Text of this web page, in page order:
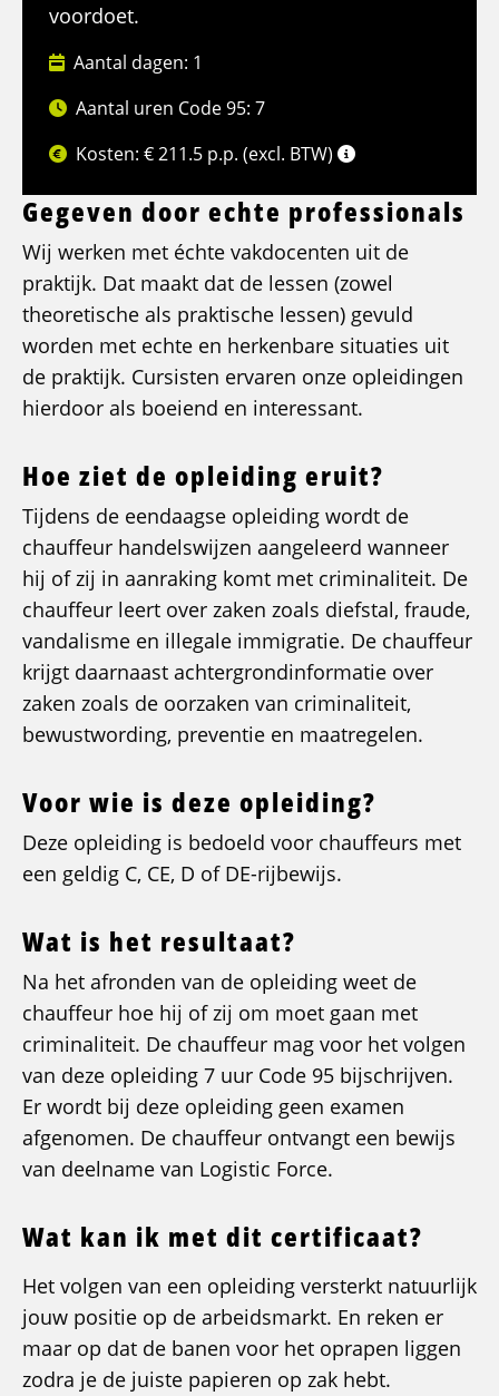
voordoet.
Aantal dagen: 1
Aantal uren Code 95: 7
Kosten: € 211.5 p.p. (excl. BTW)
Gegeven door echte professionals
Wij werken met échte vakdocenten uit de
praktijk. Dat maakt dat de lessen (zowel
theoretische als praktische lessen) gevuld
worden met echte en herkenbare situaties uit
de praktijk. Cursisten ervaren onze opleidingen
hierdoor als boeiend en interessant.
Hoe ziet de opleiding eruit?
Tijdens de eendaagse opleiding wordt de
chauffeur handelswijzen aangeleerd wanneer
hij of zij in aanraking komt met criminaliteit. De
chauffeur leert over zaken zoals diefstal, fraude,
vandalisme en illegale immigratie. De chauffeur
krijgt daarnaast achtergrondinformatie over
zaken zoals de oorzaken van criminaliteit,
bewustwording, preventie en maatregelen.
Voor wie is deze opleiding?
Deze opleiding is bedoeld voor chauffeurs met
een geldig C, CE, D of DE-rijbewijs.
Wat is het resultaat?
Na het afronden van de opleiding weet de
chauffeur hoe hij of zij om moet gaan met
criminaliteit. De chauffeur mag voor het volgen
van deze opleiding 7 uur Code 95 bijschrijven.
Er wordt bij deze opleiding geen examen
afgenomen. De chauffeur ontvangt een bewijs
van deelname van Logistic Force.
Wat kan ik met dit certificaat?
Het volgen van een opleiding versterkt natuurlijk
jouw positie op de arbeidsmarkt. En reken er
maar op dat de banen voor het oprapen liggen
zodra je de juiste papieren op zak hebt.